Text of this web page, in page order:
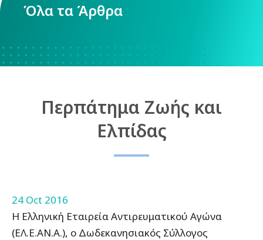
Όλα τα Άρθρα
Περπάτημα Ζωής και
Ελπίδας
24 Oct 2016
Η Ελληνική Εταιρεία Αντιρευματικού Αγώνα
(ΕΛ.Ε.ΑΝ.Α.), ο Δωδεκανησιακός Σύλλογος